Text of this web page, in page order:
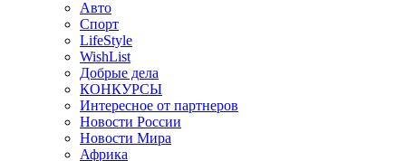
Авто
Спорт
LifeStyle
WishList
Добрые дела
КОНКУРСЫ
Интересное от партнеров
Новости России
Новости Мира
Африка